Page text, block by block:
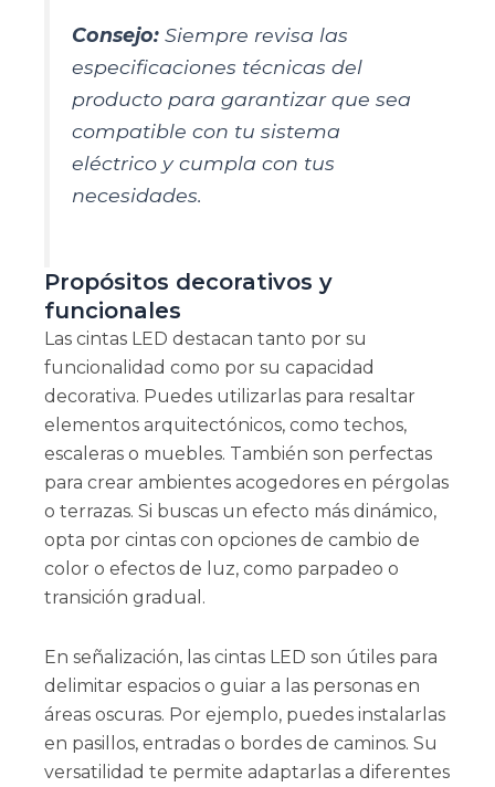
Consejo:Siempre revisa las
especificaciones técnicas del
producto para garantizar que sea
compatible con tu sistema
eléctrico y cumpla con tus
necesidades.
Propósitos decorativos y
funcionales
Las cintas LED destacan tanto por su
funcionalidad como por su capacidad
decorativa. Puedes utilizarlas para resaltar
elementos arquitectónicos, como techos,
escaleras o muebles. También son perfectas
para crear ambientes acogedores en pérgolas
o terrazas. Si buscas un efecto más dinámico,
opta por cintas con opciones de cambio de
color o efectos de luz, como parpadeo o
transición gradual.
En señalización, las cintas LED son útiles para
delimitar espacios o guiar a las personas en
áreas oscuras. Por ejemplo, puedes instalarlas
en pasillos, entradas o bordes de caminos. Su
versatilidad te permite adaptarlas a diferentes